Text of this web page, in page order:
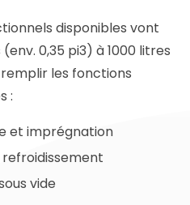
disponibles vont
0,35 pi3) à 1000 litres
les fonctions
:
et imprégnation
vide